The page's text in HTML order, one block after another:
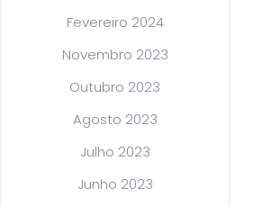
Fevereiro 2024
Novembro 2023
Outubro 2023
Agosto 2023
Julho 2023
Junho 2023